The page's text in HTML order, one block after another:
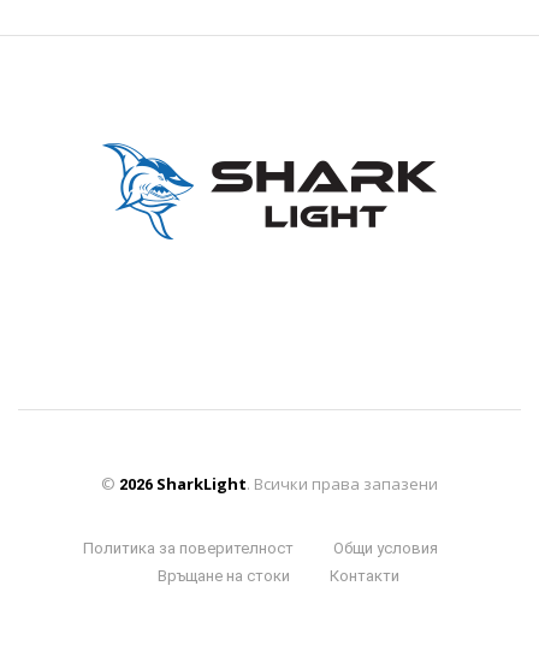
© 2026 SharkLight. Всички права запазени
Политика за поверителност
Общи условия
Връщане на стоки
Контакти